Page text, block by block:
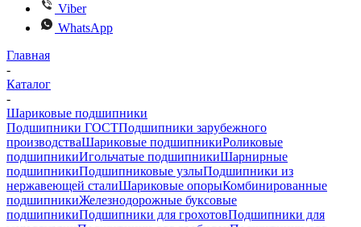
Viber
WhatsApp
Главная
-
Каталог
-
Шариковые подшипники
Подшипники ГОСТПодшипники зарубежного
производстваШариковые подшипникиРоликовые
подшипникиИгольчатые подшипникиШарнирные
подшипникиПодшипниковые узлыПодшипники из
нержавеющей сталиШариковые опорыКомбинированные
подшипникиЖелезнодорожные буксовые
подшипникиПодшипники для грохотовПодшипники для